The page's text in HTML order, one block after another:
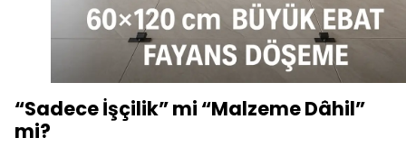
“Sadece İşçilik” mi “Malzeme Dâhil”
mi?